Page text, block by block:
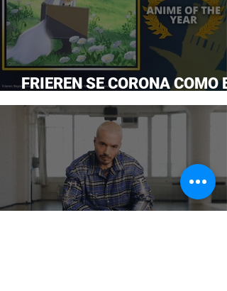
FRIEREN SE CORONA COMO
ANIME DEL AÑO